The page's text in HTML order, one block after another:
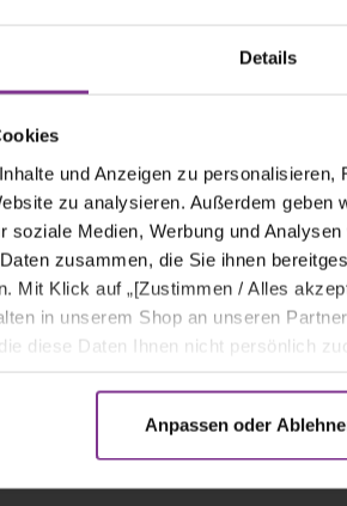
Details
und Anzeigen zu
zu analysieren. Außerdem geben
soziale Medien, Werbung und
zusammen, die Sie ihnen
Mit Klick auf „[Zustimmen / Alles
in unserem Shop an unseren
diese Daten Ihnen nicht persönlich
verarbeiten darf.
Anpassen oder
4,99 €*
Man kann nicht
die Sonnenblumen
Sonnenblume &
Persönliche